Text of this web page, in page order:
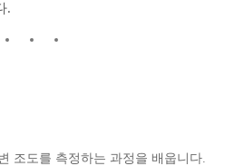
.
조도를 측정하는 과정을 배웁니다.